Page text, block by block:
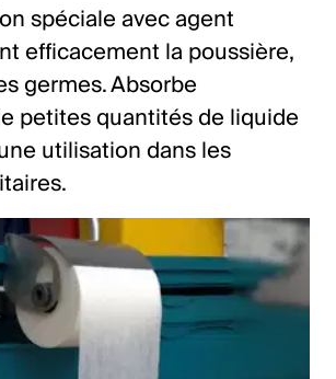
spéciale avec agent
efficacement la poussière,
germes. Absorbe
petites quantités de liquide
utilisation dans les